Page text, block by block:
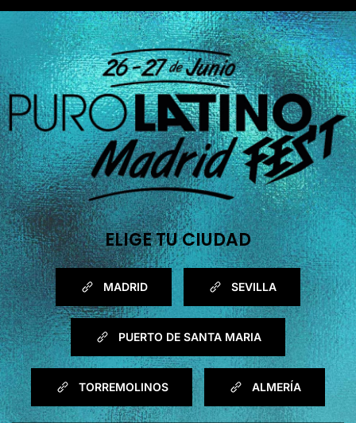
ELIGE TU CIUDAD
MADRID SEVILLA
PUERTO DE SANTA MARIA
TORREMOLINOS ALMERÍA